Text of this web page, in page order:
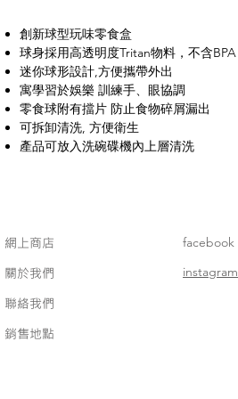
創新球型玩味零食盒
球身採用高透明度Tritan物料，不含BPA
迷你球形設計,方便攜帶外出
寓學習於娛樂 訓練手、眼協調
零食球附有擋片 防止食物碎屑漏出
可拆卸清洗, 方便衛生
產品可放入洗碗碟機內上層清洗
網上商店
關於我們
聯絡我們
銷售地點
facebook
instagram